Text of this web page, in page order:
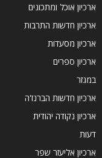
ארכיון אוכל ומתכונים
ארכיון חדשות התרבות
ארכיון מסעדות
ארכיון ספרים
במגזר
ארכיון חדשות הברנז'ה
ארכיון נקודה יהודית
דעות
ארכיון אליעזר שפר